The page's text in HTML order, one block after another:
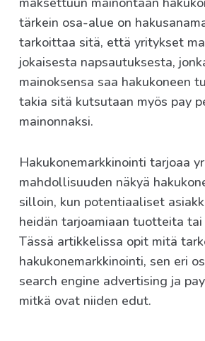
tärkein osa-alue on
tarkoittaa sitä, että yritykset
jokaisesta napsautuksesta,
mainoksensa saa hakukoneen
takia sitä kutsutaan myös pay
mainonnaksi.
Hakukonemarkkinointi tarjoaa
mahdollisuuden näkyä
silloin, kun potentiaaliset
heidän tarjoamiaan tuotteita
Tässä artikkelissa opit mitä
hakukonemarkkinointi, sen eri
search engine advertising ja
mitkä ovat niiden edut.